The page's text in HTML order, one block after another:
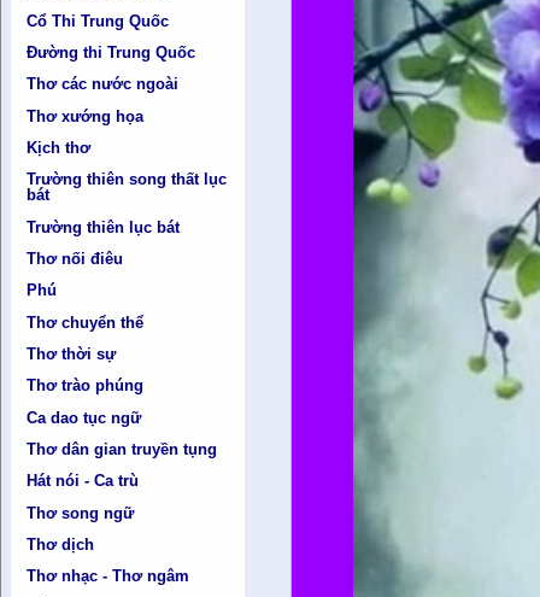
Cổ Thi Trung Quốc
Đường thi Trung Quốc
Thơ các nước ngoài
Thơ xướng họa
Kịch thơ
Trường thiên song thất lục
bát
Trường thiên lục bát
Thơ nối điêu
Phú
Thơ chuyển thể
Thơ thời sự
Thơ trào phúng
Ca dao tục ngữ
Thơ dân gian truyền tụng
Hát nói - Ca trù
Thơ song ngữ
Thơ dịch
Thơ nhạc - Thơ ngâm